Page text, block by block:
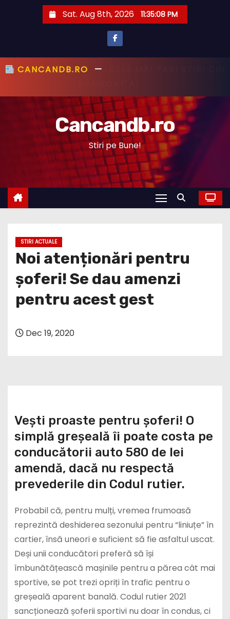
Sat. Aug 8th, 2026 11:35:09 PM
CANCANDB.RO—
Cancandb.ro
Stiri pe Bune!
STIRI ACTUALE
Noi atenționări pentru
șoferi! Se dau amenzi
pentru acest gest
Dec 19, 2020
Vești proaste pentru șoferi! O
simplă greșeală îi poate costa pe
conducătorii auto 580 de lei
amendă, dacă nu respectă
prevederile din Codul rutier.
Probabil că, pentru mulți, vremea frumoasă
reprezintă deshiderea sezonului pentru “liniuțe” în
cartier, însă uneori e suficient să fie asfaltul uscat.
Deși unii conducători preferă să își
îmbunătățească mașinile pentru a părea cât mai
sportive, se pot trezi opriți în trafic pentru o
greșeală aparent banală. Codul rutier 2021
sancționează șoferii sportivi nu doar în condus, ci